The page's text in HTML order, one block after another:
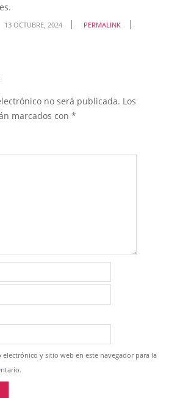
13 OCTUBRE, 2024
PERMALINK
no será publicada. Los
marcados con *
y sitio web en este navegador para la